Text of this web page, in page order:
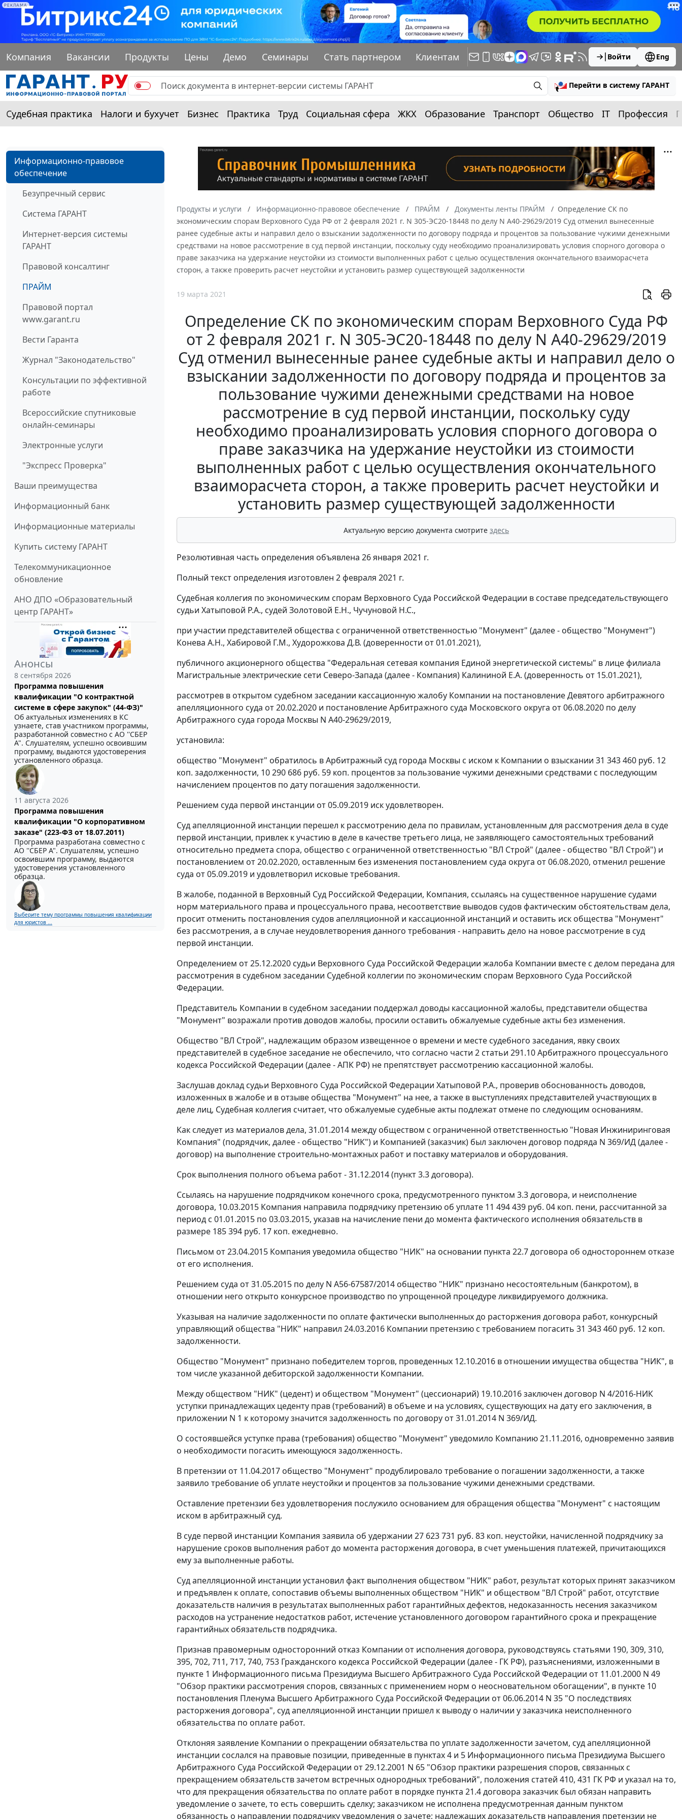
РЕКЛАМА
Компания Вакансии Продукты Цены Демо Семинары Стать партнером Клиентам Войти Eng
Перейти в систему ГАРАНТ
Судебная практика Налоги и бухучет Бизнес Практика Труд Социальная сфера ЖКХ Образование Транспорт Общество IT Профессия
Информационно-правовое
обеспечение
Безупречный сервис
Система ГАРАНТ
Интернет-версия системы
ГАРАНТ
Правовой консалтинг
ПРАЙМ
Правовой портал
www.garant.ru
Вести Гаранта
Журнал "Законодательство"
Консультации по эффективной
работе
Всероссийские спутниковые
онлайн-семинары
Электронные услуги
"Экспресс Проверка"
Ваши преимущества
Информационный банк
Информационные материалы
Купить систему ГАРАНТ
Телекоммуникационное
обновление
АНО ДПО «Образовательный
центр ГАРАНТ»
Анонсы
8 сентября 2026
Программа повышения
квалификации "О контрактной
системе в сфере закупок" (44-ФЗ)"
Об актуальных изменениях в КС
узнаете, став участником программы,
разработанной совместно с АО ''СБЕР
А". Слушателям, успешно освоившим
программу, выдаются удостоверения
установленного образца.
11 августа 2026
Программа повышения
квалификации "О корпоративном
заказе" (223-ФЗ от 18.07.2011)
Программа разработана совместно с
АО ''СБЕР А". Слушателям, успешно
освоившим программу, выдаются
удостоверения установленного
образца.
Выберите тему программы повышения квалификации
для юристов ...
Продукты и услуги Информационно-правовое обеспечение ПРАЙМ Документы ленты ПРАЙМ
Определение СК по
экономическим спорам Верховного Суда РФ от 2 февраля 2021 г. N 305-ЭС20-18448 по делу N А40-29629/2019 Суд отменил вынесенные
ранее судебные акты и направил дело о взыскании задолженности по договору подряда и процентов за пользование чужими денежными
средствами на новое рассмотрение в суд первой инстанции, поскольку суду необходимо проанализировать условия спорного договора о
праве заказчика на удержание неустойки из стоимости выполненных работ с целью осуществления окончательного взаиморасчета
сторон, а также проверить расчет неустойки и установить размер существующей задолженности
19 марта 2021
Определение СК по экономическим спорам Верховного Суда РФ
от 2 февраля 2021 г. N 305-ЭС20-18448 по делу N А40-29629/2019
Суд отменил вынесенные ранее судебные акты и направил дело о
взыскании задолженности по договору подряда и процентов за
пользование чужими денежными средствами на новое
рассмотрение в суд первой инстанции, поскольку суду
необходимо проанализировать условия спорного договора о
праве заказчика на удержание неустойки из стоимости
выполненных работ с целью осуществления окончательного
взаиморасчета сторон, а также проверить расчет неустойки и
установить размер существующей задолженности
Актуальную версию документа смотрите здесь
Резолютивная часть определения объявлена 26 января 2021 г.
Полный текст определения изготовлен 2 февраля 2021 г.
Судебная коллегия по экономическим спорам Верховного Суда Российской Федерации в составе председательствующего
судьи Хатыповой Р.А., судей Золотовой Е.Н., Чучуновой Н.С.,
при участии представителей общества с ограниченной ответственностью "Монумент" (далее - общество "Монумент")
Конева А.Н., Хабировой Г.М., Худорожкова Д.В. (доверенности от 01.01.2021),
публичного акционерного общества "Федеральная сетевая компания Единой энергетической системы" в лице филиала
Магистральные электрические сети Северо-Запада (далее - Компания) Калининой Е.А. (доверенность от 15.01.2021),
рассмотрев в открытом судебном заседании кассационную жалобу Компании на постановление Девятого арбитражного
апелляционного суда от 20.02.2020 и постановление Арбитражного суда Московского округа от 06.08.2020 по делу
Арбитражного суда города Москвы N А40-29629/2019,
установила:
общество "Монумент" обратилось в Арбитражный суд города Москвы с иском к Компании о взыскании 31 343 460 руб. 12
коп. задолженности, 10 290 686 руб. 59 коп. процентов за пользование чужими денежными средствами с последующим
начислением процентов по дату погашения задолженности.
Решением суда первой инстанции от 05.09.2019 иск удовлетворен.
Суд апелляционной инстанции перешел к рассмотрению дела по правилам, установленным для рассмотрения дела в суде
первой инстанции, привлек к участию в деле в качестве третьего лица, не заявляющего самостоятельных требований
относительно предмета спора, общество с ограниченной ответственностью "ВЛ Строй" (далее - общество "ВЛ Строй") и
постановлением от 20.02.2020, оставленным без изменения постановлением суда округа от 06.08.2020, отменил решение
суда от 05.09.2019 и удовлетворил исковые требования.
В жалобе, поданной в Верховный Суд Российской Федерации, Компания, ссылаясь на существенное нарушение судами
норм материального права и процессуального права, несоответствие выводов судов фактическим обстоятельствам дела,
просит отменить постановления судов апелляционной и кассационной инстанций и оставить иск общества "Монумент"
без рассмотрения, а в случае неудовлетворения данного требования - направить дело на новое рассмотрение в суд
первой инстанции.
Определением от 25.12.2020 судьи Верховного Суда Российской Федерации жалоба Компании вместе с делом передана для
рассмотрения в судебном заседании Судебной коллегии по экономическим спорам Верховного Суда Российской
Федерации.
Представитель Компании в судебном заседании поддержал доводы кассационной жалобы, представители общества
"Монумент" возражали против доводов жалобы, просили оставить обжалуемые судебные акты без изменения.
Общество "ВЛ Строй", надлежащим образом извещенное о времени и месте судебного заседания, явку своих
представителей в судебное заседание не обеспечило, что согласно части 2 статьи 291.10 Арбитражного процессуального
кодекса Российской Федерации (далее - АПК РФ) не препятствует рассмотрению кассационной жалобы.
Заслушав доклад судьи Верховного Суда Российской Федерации Хатыповой Р.А., проверив обоснованность доводов,
изложенных в жалобе и в отзыве общества "Монумент" на нее, а также в выступлениях представителей участвующих в
деле лиц, Судебная коллегия считает, что обжалуемые судебные акты подлежат отмене по следующим основаниям.
Как следует из материалов дела, 31.01.2014 между обществом с ограниченной ответственностью "Новая Инжиниринговая
Компания" (подрядчик, далее - общество "НИК") и Компанией (заказчик) был заключен договор подряда N 369/ИД (далее -
договор) на выполнение строительно-монтажных работ и поставку материалов и оборудования.
Срок выполнения полного объема работ - 31.12.2014 (пункт 3.3 договора).
Ссылаясь на нарушение подрядчиком конечного срока, предусмотренного пунктом 3.3 договора, и неисполнение
договора, 10.03.2015 Компания направила подрядчику претензию об уплате 11 494 439 руб. 04 коп. пени, рассчитанной за
период с 01.01.2015 по 03.03.2015, указав на начисление пени до момента фактического исполнения обязательств в
размере 185 394 руб. 17 коп. ежедневно.
Письмом от 23.04.2015 Компания уведомила общество "НИК" на основании пункта 22.7 договора об одностороннем отказе
от его исполнения.
Решением суда от 31.05.2015 по делу N А56-67587/2014 общество "НИК" признано несостоятельным (банкротом), в
отношении него открыто конкурсное производство по упрощенной процедуре ликвидируемого должника.
Указывая на наличие задолженности по оплате фактически выполненных до расторжения договора работ, конкурсный
управляющий общества "НИК" направил 24.03.2016 Компании претензию с требованием погасить 31 343 460 руб. 12 коп.
задолженности.
Общество "Монумент" признано победителем торгов, проведенных 12.10.2016 в отношении имущества общества "НИК", в
том числе указанной дебиторской задолженности Компании.
Между обществом "НИК" (цедент) и обществом "Монумент" (цессионарий) 19.10.2016 заключен договор N 4/2016-НИК
уступки принадлежащих цеденту прав (требований) в объеме и на условиях, существующих на дату его заключения, в
приложении N 1 к которому значится задолженность по договору от 31.01.2014 N 369/ИД.
О состоявшейся уступке права (требования) общество "Монумент" уведомило Компанию 21.11.2016, одновременно заявив
о необходимости погасить имеющуюся задолженность.
В претензии от 11.04.2017 общество "Монумент" продублировало требование о погашении задолженности, а также
заявило требование об уплате неустойки и процентов за пользование чужими денежными средствами.
Оставление претензии без удовлетворения послужило основанием для обращения общества "Монумент" с настоящим
иском в арбитражный суд.
В суде первой инстанции Компания заявила об удержании 27 623 731 руб. 83 коп. неустойки, начисленной подрядчику за
нарушение сроков выполнения работ до момента расторжения договора, в счет уменьшения платежей, причитающихся
ему за выполненные работы.
Суд апелляционной инстанции установил факт выполнения обществом "НИК" работ, результат которых принят заказчиком
и предъявлен к оплате, сопоставив объемы выполненных обществом "НИК" и обществом "ВЛ Строй" работ, отсутствие
доказательств наличия в результатах выполненных работ гарантийных дефектов, недоказанность несения заказчиком
расходов на устранение недостатков работ, истечение установленного договором гарантийного срока и прекращение
гарантийных обязательств подрядчика.
Признав правомерным односторонний отказ Компании от исполнения договора, руководствуясь статьями 190, 309, 310,
395, 702, 711, 717, 740, 753 Гражданского кодекса Российской Федерации (далее - ГК РФ), разъяснениями, изложенными в
пункте 1 Информационного письма Президиума Высшего Арбитражного Суда Российской Федерации от 11.01.2000 N 49
"Обзор практики рассмотрения споров, связанных с применением норм о неосновательном обогащении", в пункте 10
постановления Пленума Высшего Арбитражного Суда Российской Федерации от 06.06.2014 N 35 "О последствиях
расторжения договора", суд апелляционной инстанции пришел к выводу о наличии у заказчика неисполненного
обязательства по оплате работ.
Отклоняя заявление Компании о прекращении обязательства по уплате задолженности зачетом, суд апелляционной
инстанции сослался на правовые позиции, приведенные в пунктах 4 и 5 Информационного письма Президиума Высшего
Арбитражного Суда Российской Федерации от 29.12.2001 N 65 "Обзор практики разрешения споров, связанных с
прекращением обязательств зачетом встречных однородных требований", положения статей 410, 431 ГК РФ и указал на то,
что для прекращения обязательства по оплате работ в порядке пункта 21.4 договора заказчик был обязан направить
уведомление о зачете, то есть совершить сделку; заказчиком не исполнена предусмотренная данным пунктом
обязанность о направлении подрядчику уведомления о зачете; надлежащих доказательств направления претензии не